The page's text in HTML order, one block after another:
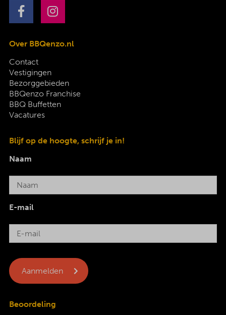
Over BBQenzo.nl
Contact
Vestigingen
Bezorggebieden
BBQenzo Franchise
BBQ Buffetten
Vacatures
Blijf op de hoogte, schrijf je in!
Naam
E-mail
Beoordeling